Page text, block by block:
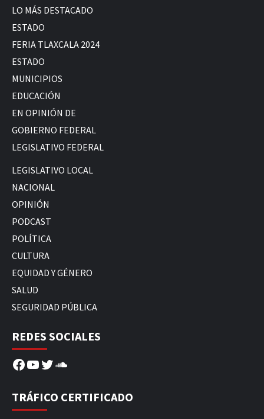
LO MÁS DESTACADO
ESTADO
FERIA TLAXCALA 2024
ESTADO
MUNICIPIOS
EDUCACIÓN
EN OPINIÓN DE
GOBIERNO FEDERAL
LEGISLATIVO FEDERAL
LEGISLATIVO LOCAL
NACIONAL
OPINIÓN
PODCAST
POLÍTICA
CULTURA
EQUIDAD Y GÉNERO
SALUD
SEGURIDAD PÚBLICA
REDES SOCIALES
Facebook
YouTube
Twitter
SoundCloud
TRÁFICO CERTIFICADO